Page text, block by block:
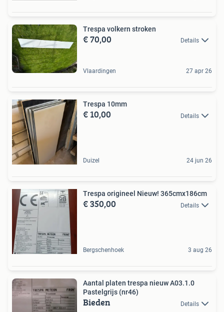
Trespa volkern stroken
€ 70,00 Details
Vlaardingen 27 apr 26
Trespa 10mm
€ 10,00 Details
Duizel 24 jun 26
Trespa origineel Nieuw! 365cmx186cm
€ 350,00 Details
Bergschenhoek 3 aug 26
Aantal platen trespa nieuw A03.1.0
Pastelgrijs (nr46)
Bieden Details